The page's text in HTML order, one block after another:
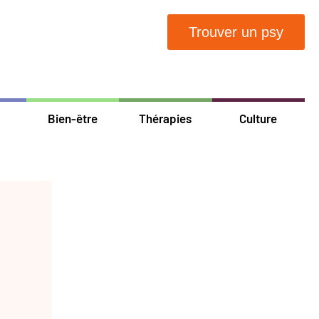
Trouver un psy
Bien-être Thérapies Culture